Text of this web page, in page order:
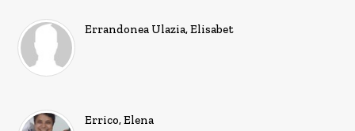
Errandonea Ulazia, Elisabet
Errico, Elena